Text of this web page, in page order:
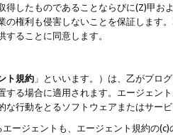
得したものであることならびに(Z)甲
の権利も侵害しないことを保証します
ることに同意します。
ト規約 」といいます。）は、乙がプロ
する場合に適用されます。エージェン
な行動をとるソフトウェアまたはサー
ージェントも、エージェント規約の